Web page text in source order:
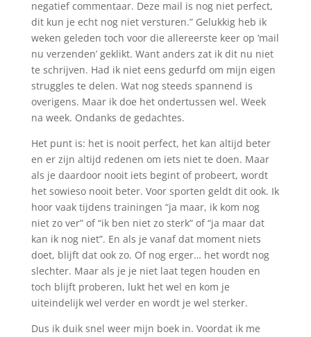
negatief commentaar. Deze mail is nog niet perfect,
dit kun je echt nog niet versturen.” Gelukkig heb ik
weken geleden toch voor die allereerste keer op ‘mail
nu verzenden’ geklikt. Want anders zat ik dit nu niet
te schrijven. Had ik niet eens gedurfd om mijn eigen
struggles te delen. Wat nog steeds spannend is
overigens. Maar ik doe het ondertussen wel. Week
na week. Ondanks de gedachtes.
Het punt is: het is nooit perfect, het kan altijd beter
en er zijn altijd redenen om iets niet te doen. Maar
als je daardoor nooit iets begint of probeert, wordt
het sowieso nooit beter. Voor sporten geldt dit ook. Ik
hoor vaak tijdens trainingen “ja maar, ik kom nog
niet zo ver” of “ik ben niet zo sterk” of “ja maar dat
kan ik nog niet”. En als je vanaf dat moment niets
doet, blijft dat ook zo. Of nog erger… het wordt nog
slechter. Maar als je je niet laat tegen houden en
toch blijft proberen, lukt het wel en kom je
uiteindelijk wel verder en wordt je wel sterker.
Dus ik duik snel weer mijn boek in. Voordat ik me